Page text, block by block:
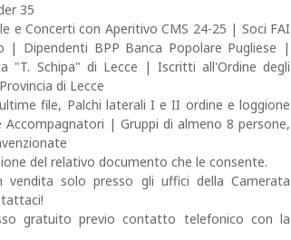
35
e Concerti con Aperitivo CMS 24-25 | Soci FAI
| Dipendenti BPP Banca Popolare Pugliese |
"T. Schipa" di Lecce | Iscritti all'Ordine degli
di Lecce
file, Palchi laterali I e II ordine e loggione
| Gruppi di almeno 8 persone,
del relativo documento che le consente.
solo presso gli uffici della Camerata
gratuito previo contatto telefonico con la